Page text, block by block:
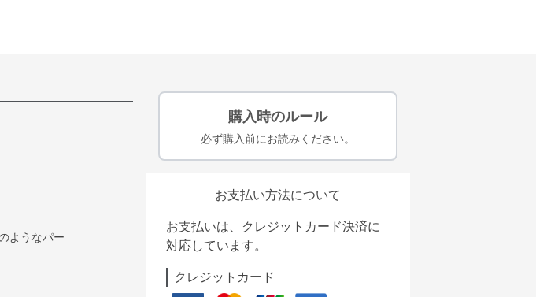
ようなパー
購入時のルール
必ず購入前にお読みください。
お支払い方法について
お支払いは、クレジットカード決済に
対応しています。
クレジットカード